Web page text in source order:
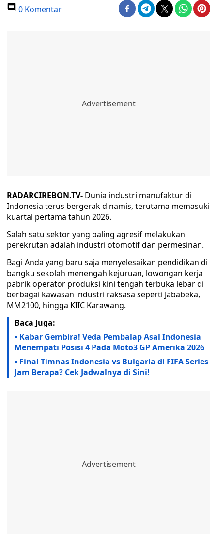
0 Komentar
RADARCIREBON.TV- Dunia industri manufaktur di
Indonesia terus bergerak dinamis, terutama memasuki
kuartal pertama tahun 2026.
Salah satu sektor yang paling agresif melakukan
perekrutan adalah industri otomotif dan permesinan.
Bagi Anda yang baru saja menyelesaikan pendidikan di
bangku sekolah menengah kejuruan, lowongan kerja
pabrik operator produksi kini tengah terbuka lebar di
berbagai kawasan industri raksasa seperti Jababeka,
MM2100, hingga KIIC Karawang.
Baca Juga:
Kabar Gembira! Veda Pembalap Asal Indonesia
Menempati Posisi 4 Pada Moto3 GP Amerika 2026
Final Timnas Indonesia vs Bulgaria di FIFA Series
Jam Berapa? Cek Jadwalnya di Sini!